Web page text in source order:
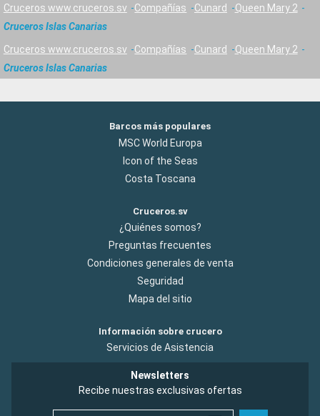
Cruceros www.cruceros.sv Compañías Cunard
Queen Mary 2
Cruceros Islas Canarias
Cruceros www.cruceros.sv Compañías Cunard
Queen Mary 2
Cruceros Islas Canarias
Barcos más populares
MSC World Europa
Icon of the Seas
Costa Toscana
Cruceros.sv
¿Quiénes somos?
Preguntas frecuentes
Condiciones generales de venta
Seguridad
Mapa del sitio
Información sobre crucero
Servicios de Asistencia
Newsletters
Recibe nuestras exclusivas ofertas